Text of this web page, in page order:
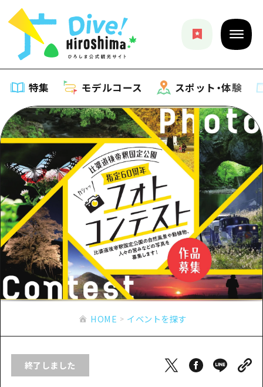
特集 モデルコース スポット・体験
特集
特集一覧
おすすめ
アート
イベント・祭り
グルメ・酒
サイクリング
ショッピング
ナイトライフ
世界遺産
モデルコース
モデルコース一覧
Dive! Hiroshima 公式ガイド
広島もしもトラベル
あたらしい非日常
広島市周辺
安芸
備後
スポット・体験
スポット・体験一覧
広島市周辺
安芸
備後
備北
宮島周辺
イベント
旬情報
お役立ち情報
アクセス
二次交通まとめ
HOME
HOME イベントを探す
終了しました